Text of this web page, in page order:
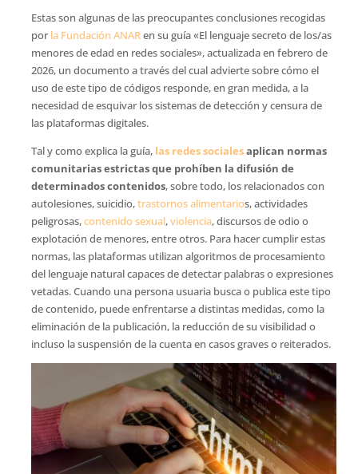
Estas son algunas de las preocupantes conclusiones recogidas
porla Fundación ANARen su guía «El lenguaje secreto de los/as
menores de edad en redes sociales», actualizada en febrero de
2026, un documento a través del cual advierte sobre cómo el
uso de este tipo de códigos responde, en gran medida, a la
necesidad de esquivar los sistemas de detección y censura de
las plataformas digitales.
Tal y como explica la guía, las redes socialesaplican normas
comunitarias estrictas que prohíben la difusión de
determinados contenidos, sobre todo, los relacionados con
autolesiones, suicidio,trastornos alimentarios, actividades
peligrosas,contenido sexual,violencia, discursos de odio o
explotación de menores, entre otros. Para hacer cumplir estas
normas, las plataformas utilizan algoritmos de procesamiento
del lenguaje natural capaces de detectar palabras o expresiones
vetadas. Cuando una persona usuaria busca o publica este tipo
de contenido, puede enfrentarse a distintas medidas, como la
eliminación de la publicación, la reducción de su visibilidad o
incluso la suspensión de la cuenta en casos graves o reiterados.